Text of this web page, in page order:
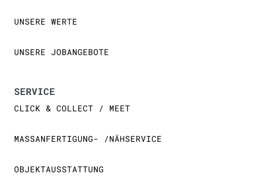
UNSERE WERTE
UNSERE JOBANGEBOTE
SERVICE
CLICK & COLLECT / MEET
MASSANFERTIGUNG- /NÄHSERVICE
OBJEKTAUSSTATTUNG